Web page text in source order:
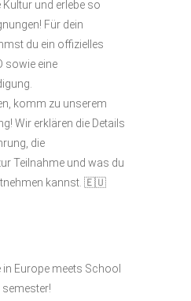
Kultur und erlebe so
Für dein
du ein offizielles
sowie eine
komm zu unserem
Wir erklären die Details
die
Teilnahme und was du
kannst. 🇪🇺
Europe meets School